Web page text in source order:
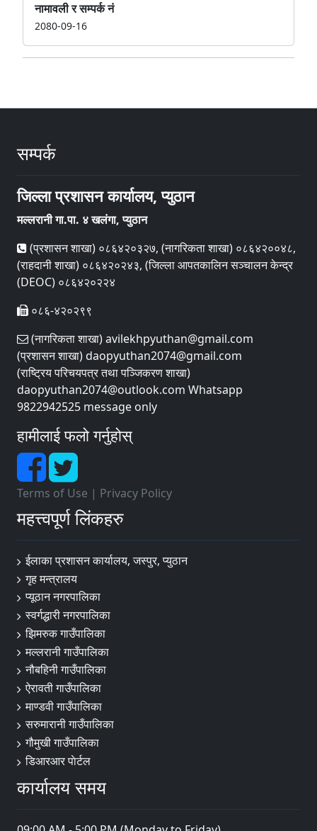
नामावली र सम्पर्क नं
2080-09-16
सम्पर्क
जिल्ला प्रशासन कार्यालय, प्युठान
मल्लरानी गा.पा. ४ खलंगा, प्युठान
(प्रशासन शाखा) ०८६४२०३२७, (नागरिकता शाखा) ०८६४२००४८,
(राहदानी शाखा) ०८६४२०२४३, (जिल्ला आपतकालिन सञ्चालन केन्द्र
(DEOC) ०८६४२०२२४
०८६-४२०२९९
(नागरिकता शाखा) avilekhpyuthan@gmail.com
(प्रशासन शाखा) daopyuthan2074@gmail.com
(राष्ट्रिय परिचयपत्र तथा पञ्‍जिकरण शाखा)
daopyuthan2074@outlook.com Whatsapp
9822942525 message only
हामीलाई फलो गर्नुहोस्
Terms of Use | Privacy Policy
महत्त्वपूर्ण लिंकहरु
ईलाका प्रशासन कार्यालय, जस्पुर, प्युठान
गृह मन्त्रालय
प्यूठान नगरपालिका
स्वर्गद्धारी नगरपालिका
झिमरुक गाउँपालिका
मल्लरानी गाउँपालिका
नौबहिनी गाउँपालिका
ऐरावती गाउँपालिका
माण्डवी गाउँपालिका
सरुमारानी गाउँपालिका
गौमुखी गाउँपालिका
डिआरआर पाेर्टल
कार्यालय समय